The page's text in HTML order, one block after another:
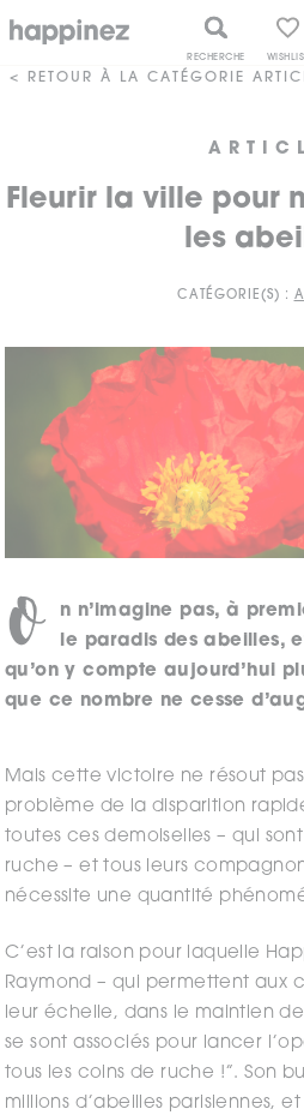
RECHERCHE WISHLIST
< RETOUR À LA CATÉGORIE
Fleurir la ville pour
les
CATÉGORIE(S) :
O
n n’imagine pas, à
le paradis des abeilles,
qu’on y compte aujourd’hui
que ce nombre ne cesse
Mais cette victoire ne résout
problème de la disparition
toutes ces demoiselles – qui
ruche – et tous leurs
nécessite une quantité
C’est la raison pour laquelle
Raymond – qui permettent aux
leur échelle, dans le maintien
se sont associés pour lancer
tous les coins de ruche !”. Son
millions d’abeilles parisiennes,